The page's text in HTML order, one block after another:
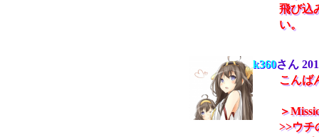
飛び込
い。
k360さん
こんば
＞
>>ウチ